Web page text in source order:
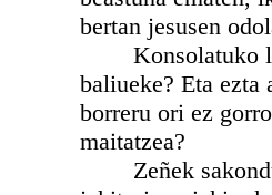
bertan jesusen
Konsolatuko
baliueke? Eta ezta
borreru ori ez
maitatzea?
Zeñek